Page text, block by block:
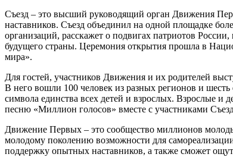
Съезд – это высший руководящий орган Движения
наставников. Съезд объединил на одной площадке
организаций, расскажет о подвигах патриотов
будущего страны. Церемония открытия прошла в
мира».
Для гостей, участников Движения и их родителей
В него вошли 100 человек из разных регионов и
символа единства всех детей и взрослых. Взрослые и
песню «Миллион голосов» вместе с участниками
Движение Первых – это сообщество миллионов
молодому поколению возможности для
поддержку опытных наставников, а также сможет